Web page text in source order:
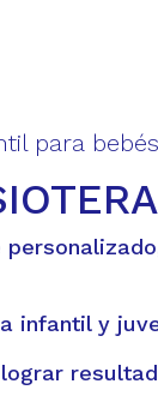
para
infantil y